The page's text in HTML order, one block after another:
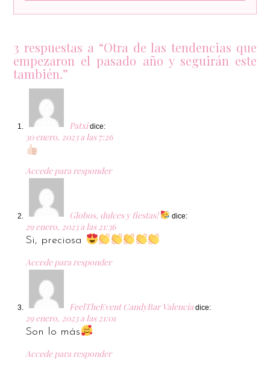
3 respuestas a “Otra de las tendencias que
empezaron el pasado año y seguirán este
también.”
Patxi dice:
30 enero, 2023 a las 7:26
Accede para responder
Globos, dulces y fiestas! dice:
29 enero, 2023 a las 21:36
Si, preciosa
Accede para responder
FeelTheEvent CandyBar Valencia dice:
29 enero, 2023 a las 21:01
Son lo más
Accede para responder